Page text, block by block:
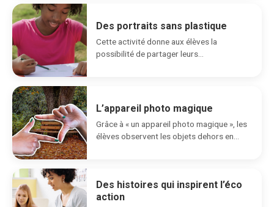
Des portraits sans plastique
Cette activité donne aux élèves la
possibilité de partager leurs
L’appareil photo magique
Grâce à « un appareil photo magique », les
élèves observent les objets dehors en
Des histoires qui inspirent l’éco
action